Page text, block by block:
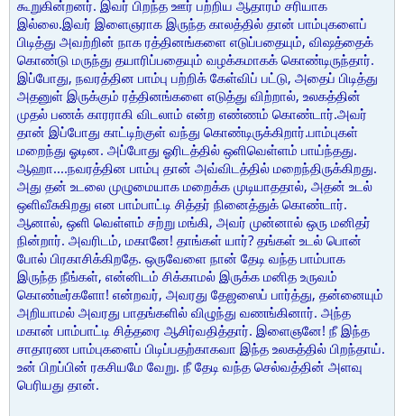
கூறுகின்றனர். இவர் பிறந்த ஊர் பற்றிய ஆதாரம் சரியாக
இல்லை.இவர் இளைஞராக இருந்த காலத்தில் தான் பாம்புகளைப்
பிடித்து அவற்றின் நாக ரத்தினங்களை எடுப்பதையும், விஷத்தைக்
கொண்டு மருந்து தயாரிப்பதையும் வழக்கமாகக் கொண்டிருந்தார்.
இப்போது, நவரத்தின பாம்பு பற்றிக் கேள்விப் பட்டு, அதைப் பிடித்து
அதனுள் இருக்கும் ரத்தினங்களை எடுத்து விற்றால், உலகத்தின்
முதல் பணக் காரராகி விடலாம் என்ற எண்ணம் கொண்டார்.அவர்
தான் இப்போது காட்டிற்குள் வந்து கொண்டிருக்கிறார்.பாம்புகள்
மறைந்து ஓடின. அப்போது ஓரிடத்தில் ஒளிவெள்ளம் பாய்ந்தது.
ஆஹா....நவரத்தின பாம்பு தான் அவ்விடத்தில் மறைந்திருக்கிறது.
அது தன் உடலை முழுமையாக மறைக்க முடியாததால், அதன் உடல்
ஒளிவீசுகிறது என பாம்பாட்டி சித்தர் நினைத்துக் கொண்டார்.
ஆனால், ஒளி வெள்ளம் சற்று மங்கி, அவர் முன்னால் ஒரு மனிதர்
நின்றார். அவரிடம், மகானே! தாங்கள் யார்? தங்கள் உடல் பொன்
போல் பிரகாசிக்கிறதே. ஒருவேளை நான் தேடி வந்த பாம்பாக
இருந்த நீங்கள், என்னிடம் சிக்காமல் இருக்க மனித உருவம்
கொண்டீர்களோ! என்றவர், அவரது தேஜஸைப் பார்த்து, தன்னையும்
அறியாமல் அவரது பாதங்களில் விழுந்து வணங்கினார். அந்த
மகான் பாம்பாட்டி சித்தரை ஆசிர்வதித்தார். இளைஞனே! நீ இந்த
சாதாரண பாம்புகளைப் பிடிப்பதற்காகவா இந்த உலகத்தில் பிறந்தாய்.
உன் பிறப்பின் ரகசியமே வேறு. நீ தேடி வந்த செல்வத்தின் அளவு
பெரியது தான்.